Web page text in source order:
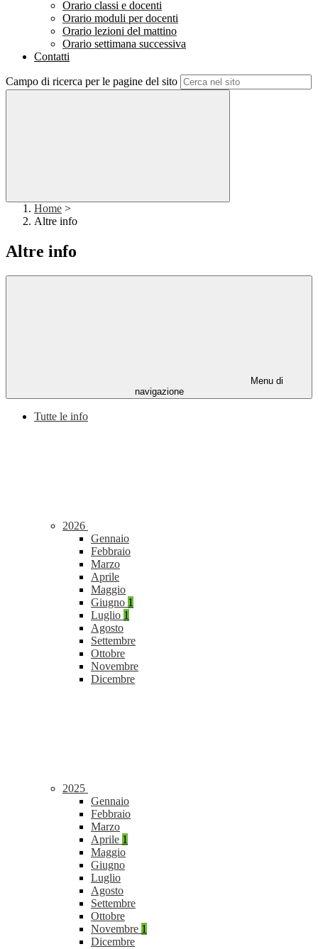
Orario classi e docenti
Orario moduli per docenti
Orario lezioni del mattino
Orario settimana successiva
Contatti
Campo di ricerca per le pagine del sito
Home >
Altre info
Altre info
Menu di
navigazione
Tutte le info
2026
Gennaio
Febbraio
Marzo
Aprile
Maggio
Giugno 1
Luglio 1
Agosto
Settembre
Ottobre
Novembre
Dicembre
2025
Gennaio
Febbraio
Marzo
Aprile 1
Maggio
Giugno
Luglio
Agosto
Settembre
Ottobre
Novembre 1
Dicembre